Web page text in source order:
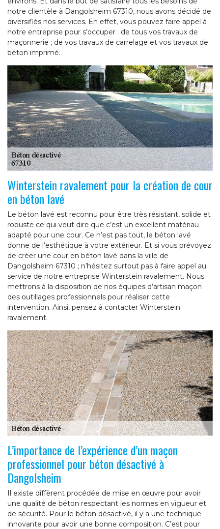
notre clientèle à Dangolsheim 67310, nous avons décidé de
diversifiés nos services. En effet, vous pouvez faire appel à
notre entreprise pour s’occuper : de tous vos travaux de
maçonnerie ; de vos travaux de carrelage et vos travaux de
béton imprimé.
Winterstein ravalement pour la création de cour
en béton lavé
Le béton lavé est reconnu pour être très résistant, solide et
robuste ce qui veut dire que c’est un excellent matériau
adapté pour une cour. Ce n’est pas tout, le béton lavé
donne de l’esthétique à votre extérieur. Et si vous prévoyez
de créer une cour en béton lavé dans la ville de
Dangolsheim 67310 ; n’hésitez surtout pas à faire appel au
service de notre entreprise Winterstein ravalement. Nous
mettrons à la disposition de nos équipes d’artisan maçon
des outillages professionnels pour réaliser cette
intervention. Ainsi, pensez à contacter Winterstein
ravalement.
L’importance de l’expérience d’un maçon
professionnel pour béton désactivé à
Dangolsheim
Il existe diffèrent procédée de mise en œuvre pour avoir
une qualité de béton respectant les normes en vigueur et
de sécurité. Pour le béton désactivé, il y a une technique
innovante pour avoir une bonne composition. C’est pour